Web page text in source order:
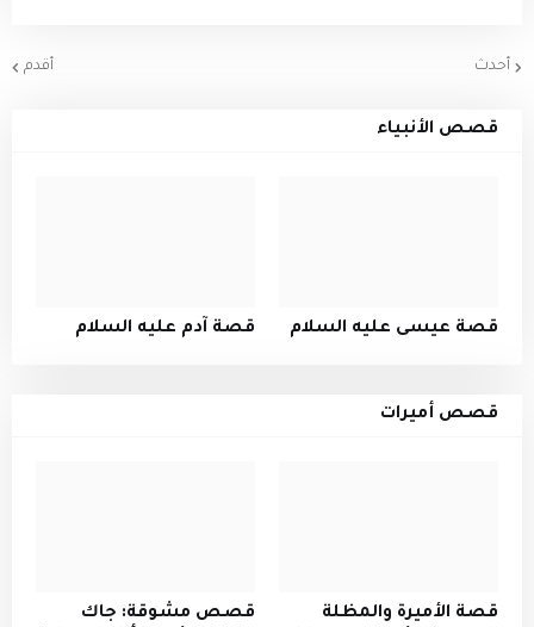
أحدث أقدم
قصص الأنبياء
قصة عيسى عليه السلام قصة آدم عليه السلام
قصص أميرات
قصة الأميرة والمظلة
قصص مشوقة: جاك